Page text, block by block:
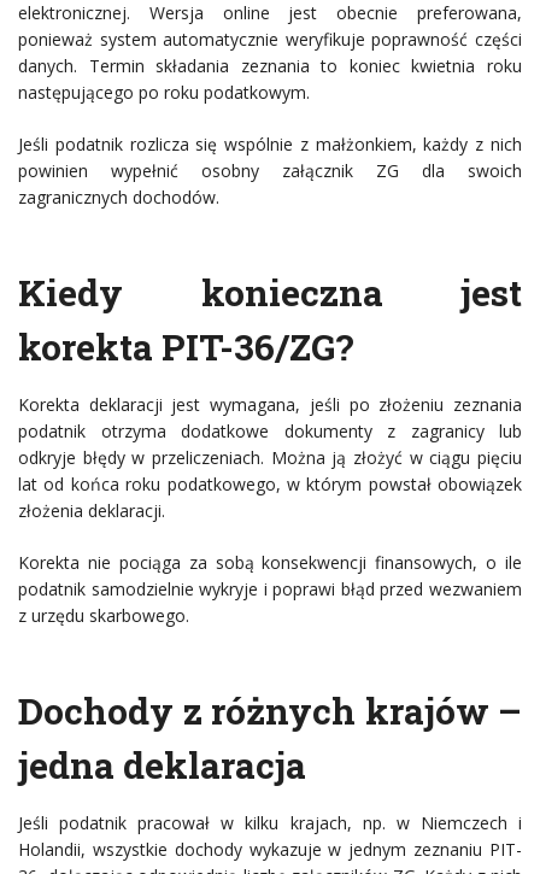
elektronicznej. Wersja online jest obecnie preferowana,
ponieważ system automatycznie weryfikuje poprawność części
danych. Termin składania zeznania to koniec kwietnia roku
następującego po roku podatkowym.
Jeśli podatnik rozlicza się wspólnie z małżonkiem, każdy z nich
powinien wypełnić osobny załącznik ZG dla swoich
zagranicznych dochodów.
Kiedy konieczna jest
korekta PIT-36/ZG?
Korekta deklaracji jest wymagana, jeśli po złożeniu zeznania
podatnik otrzyma dodatkowe dokumenty z zagranicy lub
odkryje błędy w przeliczeniach. Można ją złożyć w ciągu pięciu
lat od końca roku podatkowego, w którym powstał obowiązek
złożenia deklaracji.
Korekta nie pociąga za sobą konsekwencji finansowych, o ile
podatnik samodzielnie wykryje i poprawi błąd przed wezwaniem
z urzędu skarbowego.
Dochody z różnych krajów –
jedna deklaracja
Jeśli podatnik pracował w kilku krajach, np. w Niemczech i
Holandii, wszystkie dochody wykazuje w jednym zeznaniu PIT-